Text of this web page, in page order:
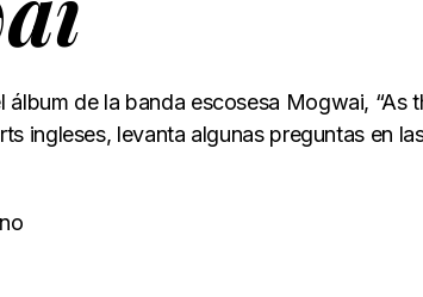
álbum de la banda escosesa Mogwai, “As
ingleses, levanta algunas preguntas en